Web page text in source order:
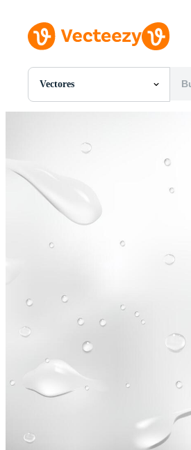
Vectores
Todas Imágenes
Gráficos en Movimiento
Eventos Editoriales